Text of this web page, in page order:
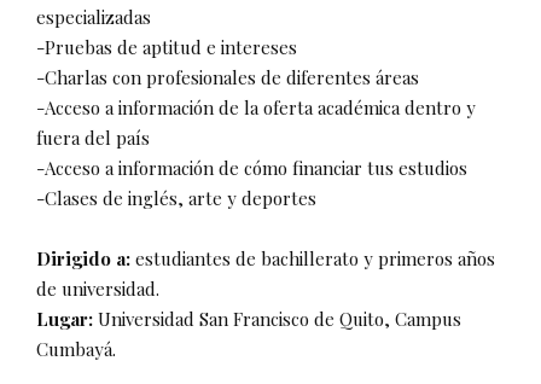
especializadas
-Pruebas de aptitud e intereses
-Charlas con profesionales de diferentes áreas
-Acceso a información de la oferta académica dentro y
fuera del país
-Acceso a información de cómo financiar tus estudios
-Clases de inglés, arte y deportes
Dirigido a: estudiantes de bachillerato y primeros años
de universidad.
Lugar: Universidad San Francisco de Quito, Campus
Cumbayá.